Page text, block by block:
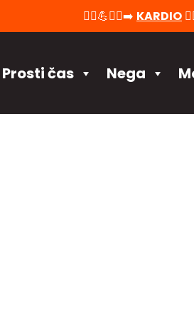
🚴‍♀️💪🏃‍♂️‍➡️ KARDIO
Prosti čas Nega